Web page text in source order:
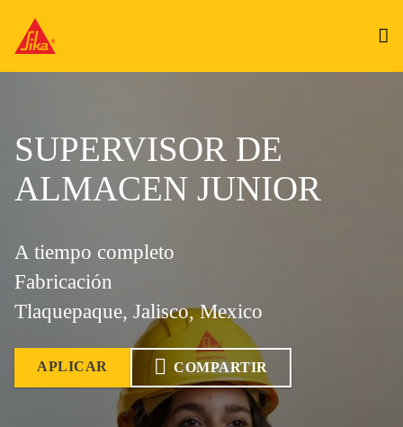
SUPERVISOR DE
ALMACEN JUNIOR
A tiempo completo
Fabricación
Tlaquepaque, Jalisco, Mexico
APLICAR COMPARTIR